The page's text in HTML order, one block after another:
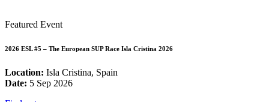
Featured Event
2026 ESL #5 – The European SUP Race Isla Cristina 2026
Location: Isla Cristina, Spain
Date: 5 Sep 2026